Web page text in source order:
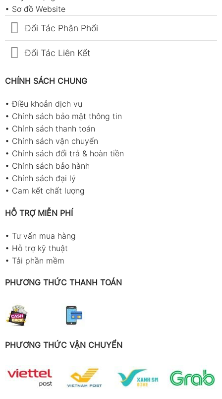
• Sơ đồ Website
Đối Tác Phân Phối
Đối Tác Liên Kết
CHÍNH SÁCH CHUNG
•Điều khoản dịch vụ
• Chính sách bảo mật thông tin
• Chính sách thanh toán
• Chính sách vận chuyển
• Chính sách đổi trả & hoàn tiền
• Chính sách bảo hành
• Chính sách đại lý
• Cam kết chất lượng
HỖ TRỢ MIỄN PHÍ
• Tư vấn mua hàng
• Hỗ trợ kỹ thuật
• Tải phần mềm
PHƯƠNG THỨC THANH TOÁN
PHƯƠNG THỨC VẬN CHUYỂN